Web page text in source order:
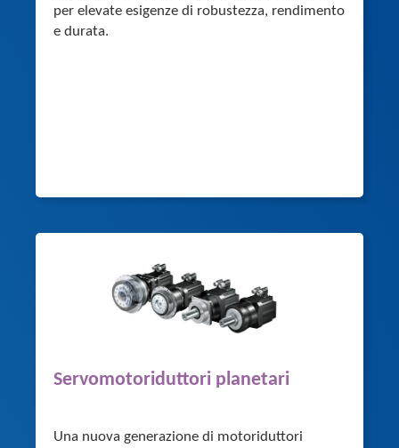
per elevate esigenze di robustezza, rendimento
e durata.
Servomotoriduttori planetari
Una nuova generazione di motoriduttori